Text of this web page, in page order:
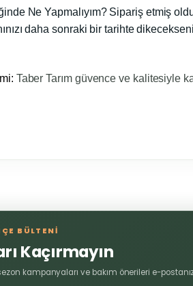
Ne Yapmalıyım? Sipariş etmiş
daha sonraki bir tarihte
Taber Tarım güvence ve kalitesiyle
bozuk veya görüntülenemiyor.
eksik bilgiler bulunuyor.
BÜLTENİ
Kaçırmayın
kampanyaları ve bakım önerileri e-